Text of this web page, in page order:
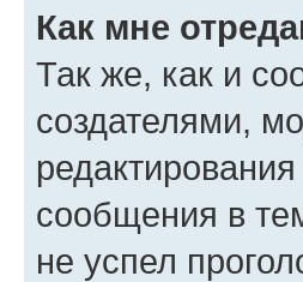
Как мне
Так же, как и
создателями,
сообщения в
не успел